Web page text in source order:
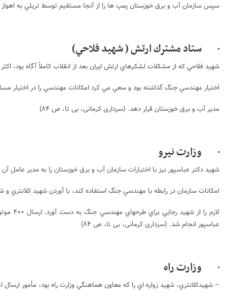
سپس سازمان آب و برق خوزستان پمپ ها را از آنجا مستقيم توسط تريلي به اهواز
· ستاد مشترك ارتش ( شهيد فلاحي)
شهيد فلاحي كه از مشكلات لشكرهاي ارتش ايران بعد از انقلاب كاملاً آگاه بود،
اختيار مهندسي جنگ گذاشته بود و سعي مي كرد امكانات مهندسي را در اختيار
مدير آب و برق خوزستان قرار دهد. (سرداری کرمانی، بی تا، ص ۸۴)
· وزارت نيرو
شهيد دكتر عباسپور نيز با اختيارات سازمان آب و برق خوزستان را به مدير عامل آن
امكانات سازمان در رابطه با مهندسي جنگ استفاده كند، با آوردن شهيد كلانتري
عباسپور انجام شد. (سرداری کرمانی، بی تا، ص ۸۴)
· وزارت راه
– شهيدكلانتري، شهيد زواره اي را كه معاون هماهنگي وزارت راه بود، مأمور ارسال